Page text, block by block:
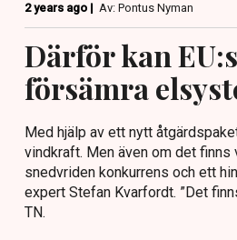
2 years ago | Av: Pontus Nyman
Därför kan
försämra
Med hjälp av ett nytt
vindkraft. Men även om det
snedvriden konkurrens och ett
expert Stefan Kvarfordt. ”Det
TN.